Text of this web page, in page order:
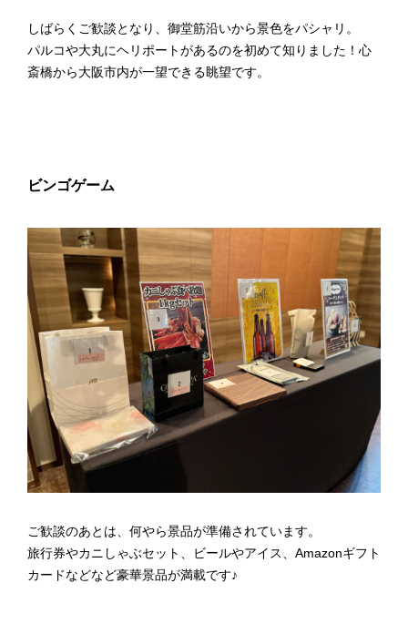
しばらくご歓談となり、御堂筋沿いから景色をパシャリ。
パルコや大丸にヘリポートがあるのを初めて知りました！心
斎橋から大阪市内が一望できる眺望です。
ビンゴゲーム
ご歓談のあとは、何やら景品が準備されています。
旅行券やカニしゃぶセット、ビールやアイス、Amazonギフト
カードなどなど豪華景品が満載です♪